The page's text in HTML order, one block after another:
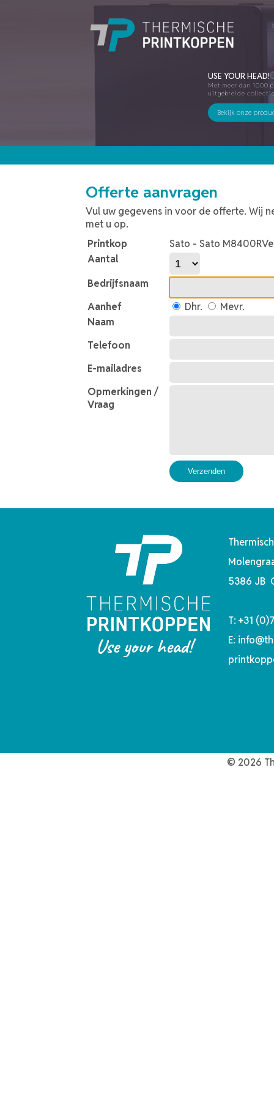
USE YOUR HEAD!
Met meer dan 1000
uitgebreide
Bekijk onze
Offerte aanvragen
Vul uw gegevens in voor de offerte. Wij
met u op.
Printkop
Sato - Sato M8400RVe
Aantal
Bedrijfsnaam
Aanhef
Dhr.
Mevr.
Naam
Telefoon
E-mailadres
Opmerkingen /
Vraag
Verzenden
5386 JB
T: +31
E:
© 2026